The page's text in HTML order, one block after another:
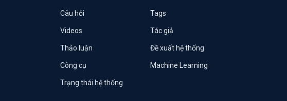
Câu hỏi Tags
Videos Tác giả
Thảo luận Đề xuất hệ thống
Công cụ Machine Learning
Trạng thái hệ thống